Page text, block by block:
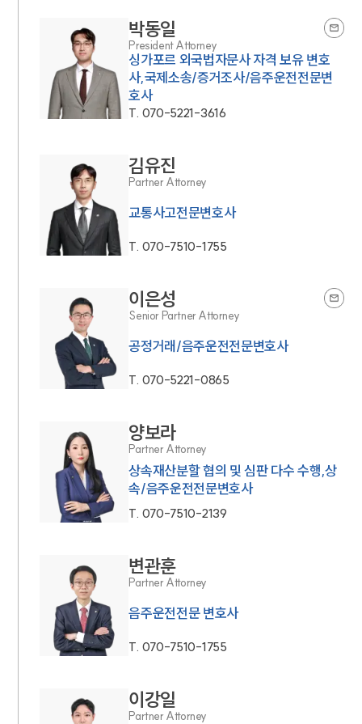
박동일
President Attorney
싱가포르 외국법자문사 자격 보유 변호
사,국제소송/증거조사/음주운전전문변
호사
T. 070-5221-3616
김유진
Partner Attorney
교통사고전문변호사
T. 070-7510-1755
이은성
Senior Partner Attorney
공정거래/음주운전전문변호사
T. 070-5221-0865
양보라
Partner Attorney
상속재산분할 협의 및 심판 다수 수행,상
속/음주운전전문변호사
T. 070-7510-2139
변관훈
Partner Attorney
음주운전전문 변호사
T. 070-7510-1755
이강일
Partner Attorney